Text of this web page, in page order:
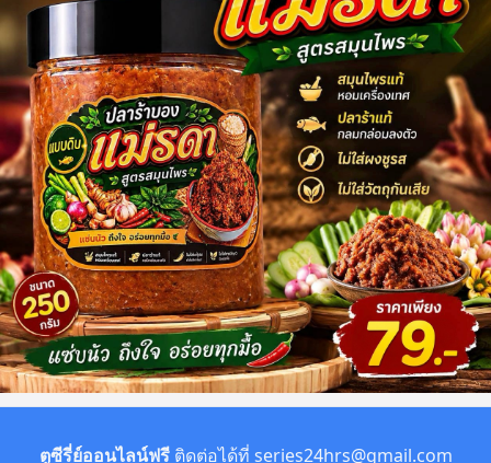
ตูซีรี่ย์ออนไลน์ฟรีติดต่อได้ที่ series24hrs@gmail.com